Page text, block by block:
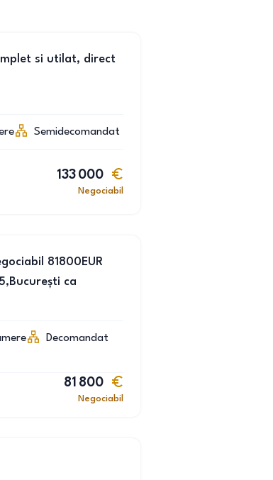
si utilat, direct
Semidecomandat
133 000
Negociabil
81800EUR
ca
Decomandat
81 800
Negociabil